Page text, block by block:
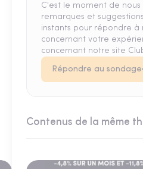
C'est le moment de
remarques et
instants pour répondre à
concernant votre
concernant notre site
Répondre au sondage
Contenus de la même